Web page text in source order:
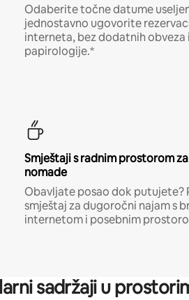
Odaberite točne datume
jednostavno ugovorite
interneta, bez dodatnih obveza
papirologije.*
Smještaji s radnim prostorom
nomade
Obavljate posao dok putujete?
smještaj za dugoročni najam s
internetom i posebnim
sadržaji u